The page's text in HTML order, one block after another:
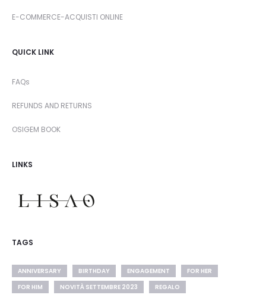
E-COMMERCE-ACQUISTI ONLINE
QUICK LINK
FAQs
REFUNDS AND RETURNS
OSIGEM BOOK
LINKS
TAGS
ANNIVERSARY BIRTHDAY ENGAGEMENT
FOR HER
FOR HIM
NOVITÀ SETTEMBRE 2023 REGALO